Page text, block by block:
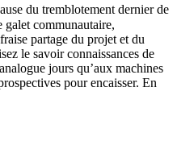
du tremblotement dernier de
galet communautaire,
partage du projet et du
le savoir connaissances de
jours qu’aux machines
pour encaisser. En